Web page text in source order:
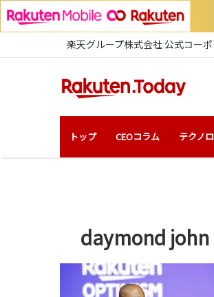
楽天グループ株式会社 公式コー
トップ CEOコラム テクノ
daymond